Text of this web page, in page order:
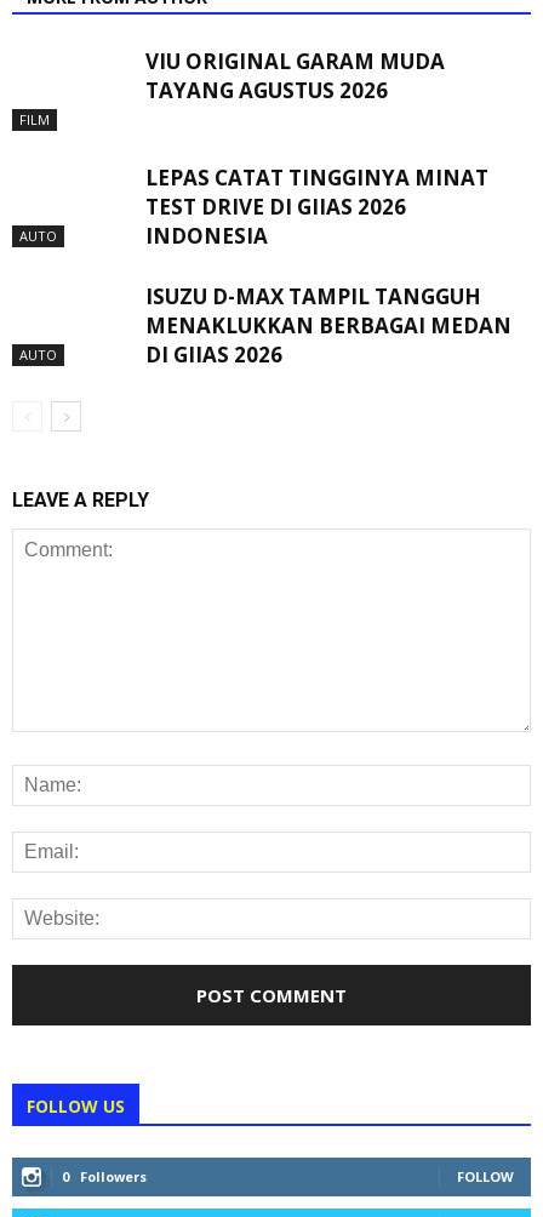
FILM
VIU ORIGINAL GARAM MUDA
TAYANG AGUSTUS 2026
AUTO
LEPAS CATAT TINGGINYA MINAT
TEST DRIVE DI GIIAS 2026
INDONESIA
AUTO
ISUZU D-MAX TAMPIL TANGGUH
MENAKLUKKAN BERBAGAI MEDAN
DI GIIAS 2026
LEAVE A REPLY
FOLLOW US
0 Followers FOLLOW